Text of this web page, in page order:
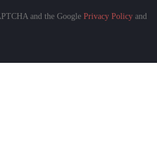
and the Google Privacy Policy and